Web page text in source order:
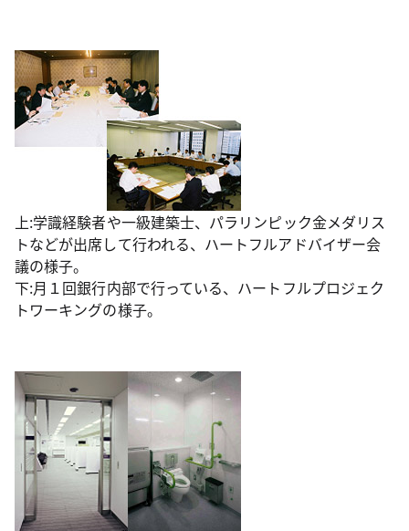
上:学識経験者や一級建築士、パラリンピック金メダリス
トなどが出席して行われる、ハートフルアドバイザー会
議の様子。
下:月１回銀行内部で行っている、ハートフルプロジェク
トワーキングの様子。